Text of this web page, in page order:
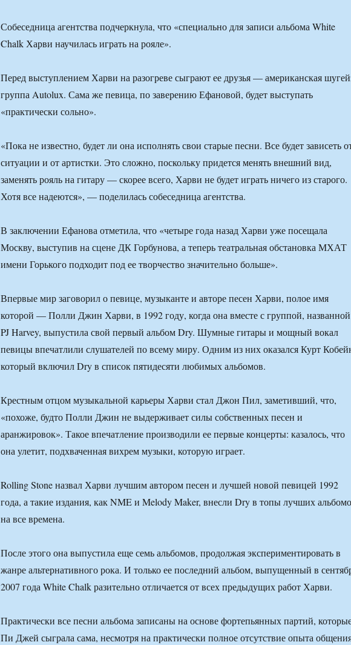
Собеседница агентства подчеркнула, что «специально для записи альбома White
Chalk Харви научилась играть на рояле».
Перед выступлением Харви на разогреве сыграют ее друзья — американская
группа Autolux. Сама же певица, по заверению Ефановой, будет выступать
«практически сольно».
«Пока не известно, будет ли она исполнять свои старые песни. Все будет зависеть
ситуации и от артистки. Это сложно, поскольку придется менять внешний вид,
заменять рояль на гитару — скорее всего, Харви не будет играть ничего из старого.
Хотя все надеются», — поделилась собеседница агентства.
В заключении Ефанова отметила, что «четыре года назад Харви уже посещала
Москву, выступив на сцене ДК Горбунова, а теперь театральная обстановка МХАТ
имени Горького подходит под ее творчество значительно больше».
Впервые мир заговорил о певице, музыканте и авторе песен Харви, полое имя
которой — Полли Джин Харви, в 1992 году, когда она вместе с группой, названной
PJ Harvey, выпустила свой первый альбом Dry. Шумные гитары и мощный вокал
певицы впечатлили слушателей по всему миру. Одним из них оказался Курт
который включил Dry в список пятидесяти любимых альбомов.
Крестным отцом музыкальной карьеры Харви стал Джон Пил, заметивший, что,
«похоже, будто Полли Джин не выдерживает силы собственных песен и
аранжировок». Такое впечатление производили ее первые концерты: казалось, что
она улетит, подхваченная вихрем музыки, которую играет.
Rolling Stone назвал Харви лучшим автором песен и лучшей новой певицей 1992
года, а такие издания, как NME и Melody Maker, внесли Dry в топы лучших
на все времена.
После этого она выпустила еще семь альбомов, продолжая экспериментировать в
жанре альтернативного рока. И только ее последний альбом, выпущенный в
2007 года White Chalk разительно отличается от всех предыдущих работ Харви.
Практически все песни альбома записаны на основе фортепьянных партий,
Пи Джей сыграла сама, несмотря на практически полное отсутствие опыта